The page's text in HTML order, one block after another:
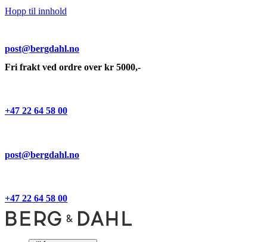
Hopp til innhold
post@bergdahl.no
Fri frakt ved ordre over kr 5000,-
+47 22 64 58 00
post@bergdahl.no
+47 22 64 58 00